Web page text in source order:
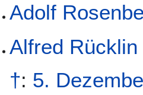
Adolf
Alfred Rücklin
†: 5.